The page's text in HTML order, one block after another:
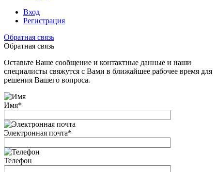
Вход
Регистрация
Обратная связь
Обратная связь
Оставьте Ваше сообщение и контактные данные и наши
специалисты свяжутся с Вами в ближайшее рабочее время для
решения Вашего вопроса.
Имя*
Электронная почта*
Телефон